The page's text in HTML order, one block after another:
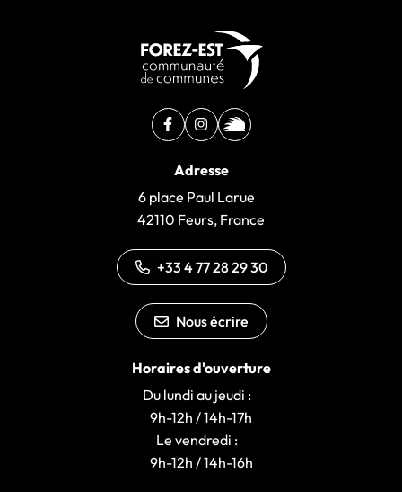
Facebook
(ouverture dans un nouvel onglet)
Instagram
(ouverture dans un nouvel
illiwap
(ouverture dans un nouvel
Adresse
6 place Paul Larue
42110 Feurs, France
+33 4 77 28 29 30
Nous écrire
Horaires d'ouverture
Du lundi au jeudi :
9h-12h / 14h-17h
Le vendredi :
9h-12h / 14h-16h